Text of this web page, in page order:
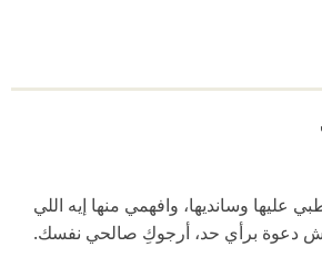
وسانديها، وافهمي منها إيه اللي
دعوة برأي حد، أرجوكِ صالحي نفسك.